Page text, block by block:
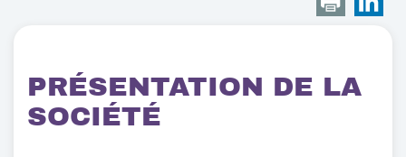
PRÉSENTATION DE LA
SOCIÉTÉ